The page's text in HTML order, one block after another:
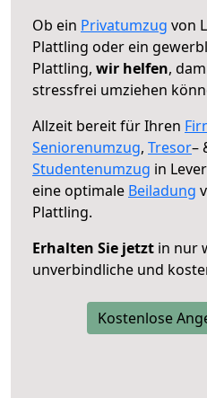
Ob ein Privatumzug von
Plattling oder ein
Plattling, wir helfen,
stressfrei umziehen
Allzeit bereit für Ihren
Seniorenumzug, Tresor–
Studentenumzug in
eine optimale Beiladung
Plattling.
Erhalten Sie jetzt in nur
unverbindliche und
Kostenlose